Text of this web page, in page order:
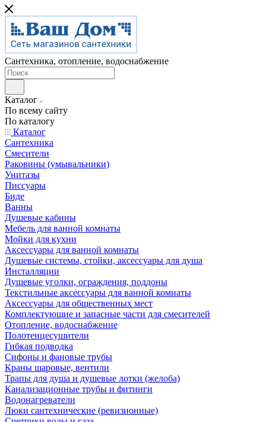
Сантехника, отопление, водоснабжение
Каталог
По всему сайту
По каталогу
Каталог
Сантехника
Смесители
Раковины (умывальники)
Унитазы
Писсуары
Биде
Ванны
Душевые кабины
Мебель для ванной комнаты
Мойки для кухни
Аксессуары для ванной комнаты
Душевые системы, стойки, аксессуары для душа
Инсталляции
Душевые уголки, ограждения, поддоны
Текстильные аксессуары для ванной комнаты
Аксессуары для общественных мест
Комплектующие и запасные части для смесителей
Отопление, водоснабжение
Полотенцесушители
Гибкая подводка
Сифоны и фановые трубы
Краны шаровые, вентили
Трапы для душа и душевые лотки (желоба)
Канализационные трубы и фитинги
Водонагреватели
Люки сантехнические (ревизионные)